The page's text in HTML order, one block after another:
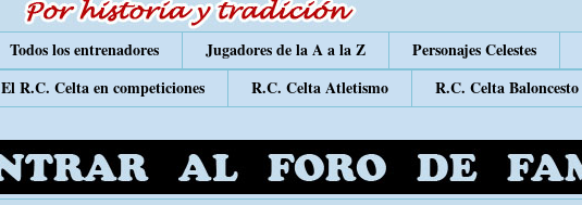
Todos los entrenadores Jugadores de la A a la Z Personajes Celestes
El R.C. Celta en competiciones R.C. Celta Atletismo R.C. Celta Baloncesto